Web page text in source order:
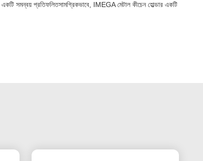
একটি সমন্বয় প্রতিফলিতসামগ্রিকভাবে, IMEGA মেটাল কীচেন হোল্ডার একটি